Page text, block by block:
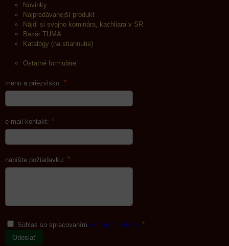
Novinky
Najpredávanejší produkt
Nájdi si svojho kominára, kachliara v SR
Bazár TUMA
Katalógy (na stiahnutie)
Ostatné formuláre
meno a priezvisko: *
e-mail kontakt: *
napíšte požiadavku: *
Súhlas so spracovaním osobných údajov *
Odoslať